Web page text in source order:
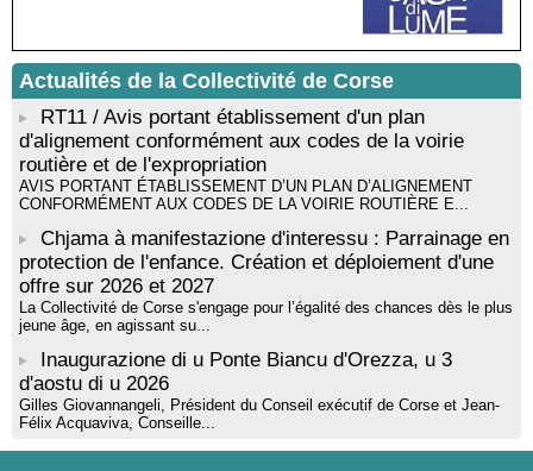
rythmique et corporelle - Mediateca territuriale di Santa Lucia di
! Événement reporté ! Cycle de conférences peinture animé
par Alexandre Dominati - Mediateca territuriale di Santa Lucia di
Tallà
Actualités de la Collectivité de Corse
RT11 / Avis portant établissement d'un plan
d'alignement conformément aux codes de la voirie
routière et de l'expropriation
AVIS PORTANT ÉTABLISSEMENT D’UN PLAN D’ALIGNEMENT
CONFORMÉMENT AUX CODES DE LA VOIRIE ROUTIÈRE E...
Chjama à manifestazione d'interessu : Parrainage en
protection de l'enfance. Création et déploiement d'une
offre sur 2026 et 2027
La Collectivité de Corse s'engage pour l’égalité des chances dès le plus
jeune âge, en agissant su...
Inaugurazione di u Ponte Biancu d'Orezza, u 3
d'aostu di u 2026
Gilles Giovannangeli, Président du Conseil exécutif de Corse et Jean-
Félix Acquaviva, Conseille...